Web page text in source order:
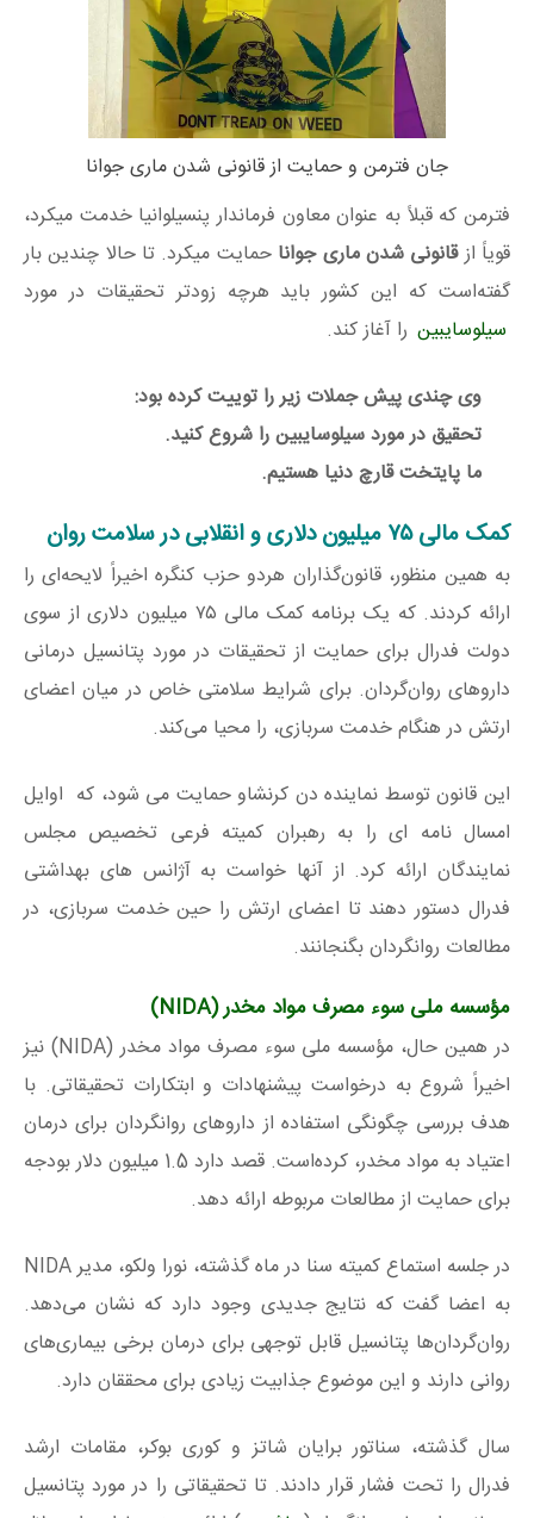
جان فترمن و حمایت از قانونی شدن ماری جوانا
فترمن که قبلاً به عنوان معاون فرماندار پنسیلوانیا خدمت میکرد،
قویاً ازقانونی شدن ماری جوانا حمایت میکرد. تا حالا چندین بار
گفته‌است که این کشور باید هرچه زودتر تحقیقات در مورد
سیلوسایبین را آغاز کند.
وی چندی پیش جملات زیر را توییت کرده بود:
تحقیق در مورد سیلوسایبین را شروع کنید.
ما پایتخت قارچ دنیا هستیم.
کمک مالی ۷۵ میلیون دلاری و انقلابی در سلامت روان
به همین منظور، قانون‌گذاران هردو حزب کنگره اخیراً لایحه‌ای را
ارائه کردند. که یک برنامه کمک مالی ۷۵ میلیون دلاری از سوی
دولت فدرال برای حمایت از تحقیقات در مورد پتانسیل درمانی
داروهای روان‌گردان. برای شرایط سلامتی خاص در میان اعضای
ارتش در هنگام خدمت سربازی، را محیا می‌کند.
این قانون توسط نماینده دن کرنشاو حمایت می شود، که اوایل
امسال نامه ای را به رهبران کمیته فرعی تخصیص مجلس
نمایندگان ارائه کرد. از آنها خواست به آژانس های بهداشتی
فدرال دستور دهند تا اعضای ارتش را حین خدمت سربازی، در
مطالعات روانگردان بگنجانند.
مؤسسه ملی سوء مصرف مواد مخدر (NIDA)
در همین حال، مؤسسه ملی سوء مصرف مواد مخدر (NIDA) نیز
اخیراً شروع به درخواست پیشنهادات و ابتکارات تحقیقاتی. با
هدف بررسی چگونگی استفاده از داروهای روانگردان برای درمان
اعتیاد به مواد مخدر، کرده‌است. قصد دارد 1.5 میلیون دلار بودجه
برای حمایت از مطالعات مربوطه ارائه دهد.
در جلسه استماع کمیته سنا در ماه گذشته، نورا ولکو، مدیر NIDA
به اعضا گفت که نتایج جدیدی وجود دارد که نشان می‌دهد.
روان‌گردان‌ها پتانسیل قابل‌ توجهی برای درمان‌ برخی بیماری‌های
روانی دارند و این موضوع جذابیت زیادی برای محققان دارد.
سال گذشته، سناتور برایان شاتز و کوری بوکر، مقامات ارشد
فدرال را تحت فشار قرار دادند. تا تحقیقاتی را در مورد پتانسیل